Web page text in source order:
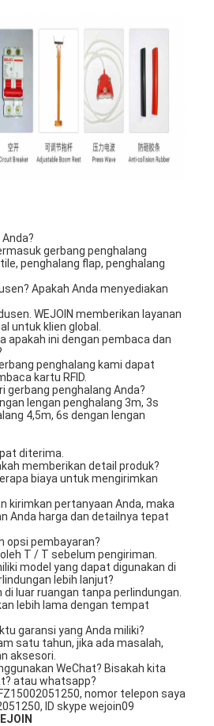
Tol
parkir mobil
Kontrol Akses
gerbang penghalang
penghalang flap, penghalang
Apakah Anda menyediakan
WEJOIN memberikan layanan
untuk klien global.
apakah ini dengan pembaca dan
penghalang kami dapat
kartu RFID.
gerbang penghalang Anda?
lengan penghalang 3m, 3s
4,5m, 6s dengan lengan
diterima.
memberikan detail produk?
biaya untuk mengirimkan
kirimkan pertanyaan Anda, maka
Anda harga dan detailnya tepat
opsi pembayaran?
T / T sebelum pengiriman.
model yang dapat digunakan di
lebih lanjut?
di luar ruangan tanpa perlindungan.
lebih lama dengan tempat
garansi yang Anda miliki?
satu tahun, jika ada masalah,
aksesori.
WeChat? Bisakah kita
atau whatsapp?
nomor telepon saya
ID skype wejoin09